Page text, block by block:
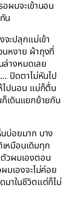
ผมจะเข้านอน
น
ะปลุกแม่เข้า
หงาย ผ้าถุงที่
างหมดเลย
ปิดตาไม่หันไป
ไปนอน แม่ก็ตื่น
เดินแยกย้ายกัน
บ่อยมาก บาง
หมือนเดิมทุก
วผมเองตอน
มเองจะไม่ค่อย
าในชีวิตแต่ก็ไม่